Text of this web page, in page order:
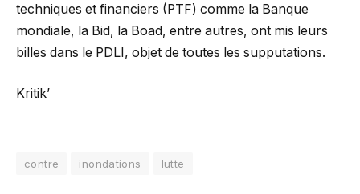
techniques et financiers (PTF) comme la Banque
mondiale, la Bid, la Boad, entre autres, ont mis leurs
billes dans le PDLI, objet de toutes les supputations.
Kritik’
contre inondations lutte